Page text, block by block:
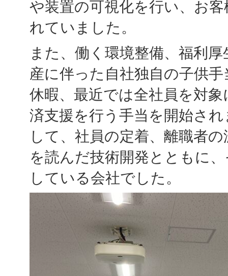
や装置の可視化を行い、お
れていました。
また、働く環境整備、福利
産に伴った自社独自の子供
休暇、最近では全社員を対
済支援を行う手当を開始さ
して、社員の定着、離職者
を読んだ技術開発とともに
している会社でした。